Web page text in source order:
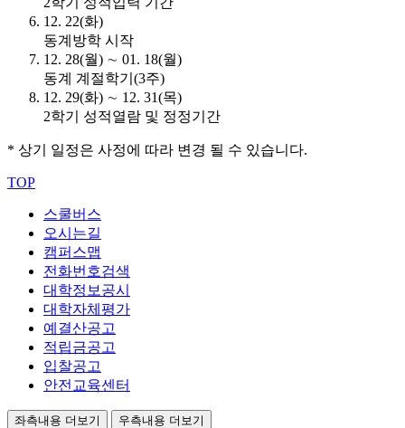
12. 22(화)
동계방학 시작
12. 28(월) ∼ 01. 18(월)
동계 계절학기(3주)
12. 29(화) ∼ 12. 31(목)
2학기 성적열람 및 정정기간
* 상기 일정은 사정에 따라 변경 될 수 있습니다.
TOP
스쿨버스
오시는길
캠퍼스맵
전화번호검색
대학정보공시
대학자체평가
예결산공고
적립금공고
입찰공고
안전교육센터
좌측내용 더보기 우측내용 더보기